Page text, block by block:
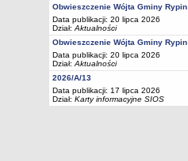
Obwieszczenie Wójta Gminy Rypin
Data publikacji: 20 lipca 2026
Dział: Aktualności
Obwieszczenie Wójta Gminy Rypin
Data publikacji: 20 lipca 2026
Dział: Aktualności
2026/A/13
Data publikacji: 17 lipca 2026
Dział: Karty informacyjne SIOS